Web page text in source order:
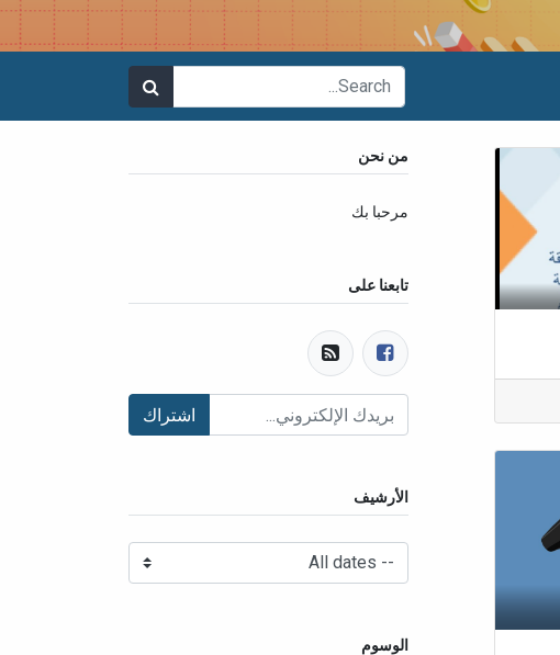
من نحن
مرحبا بك
تابعنا على
اشتراك
الأرشيف
الوسوم